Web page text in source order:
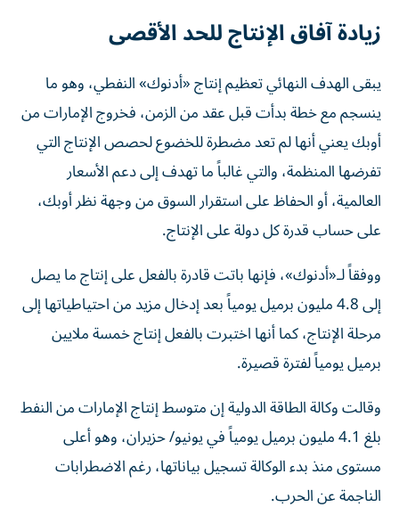
زيادة آفاق الإنتاج للحد الأقصى
يبقى الهدف النهائي تعظيم إنتاج «أدنوك» النفطي، وهو ما
ينسجم مع خطة بدأت قبل عقد من الزمن، فخروج الإمارات من
أوبك يعني أنها لم تعد مضطرة للخضوع لحصص الإنتاج التي
تفرضها المنظمة، والتي غالباً ما تهدف إلى دعم الأسعار
العالمية، أو الحفاظ على استقرار السوق من وجهة نظر أوبك،
على حساب قدرة كل دولة على الإنتاج.
ووفقاً لـ«أدنوك»، فإنها باتت قادرة بالفعل على إنتاج ما يصل
إلى 4.8 مليون برميل يومياً بعد إدخال مزيد من احتياطياتها إلى
مرحلة الإنتاج، كما أنها اختبرت بالفعل إنتاج خمسة ملايين
برميل يومياً لفترة قصيرة.
وقالت وكالة الطاقة الدولية إن متوسط إنتاج الإمارات من النفط
بلغ 4.1 مليون برميل يومياً في يونيو/ حزيران، وهو أعلى
مستوى منذ بدء الوكالة تسجيل بياناتها، رغم الاضطرابات
الناجمة عن الحرب.